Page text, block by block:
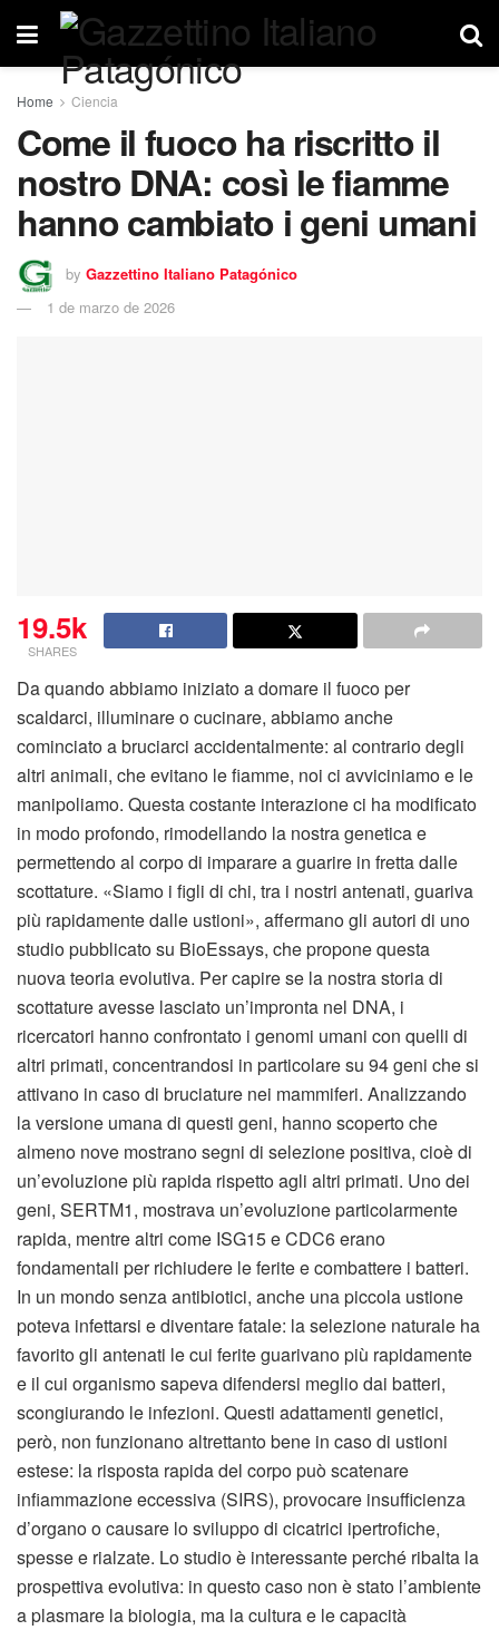
Home Ciencia
Come il fuoco ha riscritto il
nostro DNA: così le fiamme
hanno cambiato i geni umani
by Gazzettino Italiano Patagónico
1 de marzo de 2026
19.5k
SHARES
Da quando abbiamo iniziato a domare il fuoco per
scaldarci, illuminare o cucinare, abbiamo anche
cominciato a bruciarci accidentalmente: al contrario degli
altri animali, che evitano le fiamme, noi ci avviciniamo e le
manipoliamo. Questa costante interazione ci ha modificato
in modo profondo, rimodellando la nostra genetica e
permettendo al corpo di imparare a guarire in fretta dalle
scottature. «Siamo i figli di chi, tra i nostri antenati, guariva
più rapidamente dalle ustioni», affermano gli autori di uno
studio pubblicato su BioEssays, che propone questa
nuova teoria evolutiva. Per capire se la nostra storia di
scottature avesse lasciato un’impronta nel DNA, i
ricercatori hanno confrontato i genomi umani con quelli di
altri primati, concentrandosi in particolare su 94 geni che si
attivano in caso di bruciature nei mammiferi. Analizzando
la versione umana di questi geni, hanno scoperto che
almeno nove mostrano segni di selezione positiva, cioè di
un’evoluzione più rapida rispetto agli altri primati. Uno dei
geni, SERTM1, mostrava un’evoluzione particolarmente
rapida, mentre altri come ISG15 e CDC6 erano
fondamentali per richiudere le ferite e combattere i batteri.
In un mondo senza antibiotici, anche una piccola ustione
poteva infettarsi e diventare fatale: la selezione naturale ha
favorito gli antenati le cui ferite guarivano più rapidamente
e il cui organismo sapeva difendersi meglio dai batteri,
scongiurando le infezioni. Questi adattamenti genetici,
però, non funzionano altrettanto bene in caso di ustioni
estese: la risposta rapida del corpo può scatenare
infiammazione eccessiva (SIRS), provocare insufficienza
d’organo o causare lo sviluppo di cicatrici ipertrofiche,
spesse e rialzate. Lo studio è interessante perché ribalta la
prospettiva evolutiva: in questo caso non è stato l’ambiente
a plasmare la biologia, ma la cultura e le capacità